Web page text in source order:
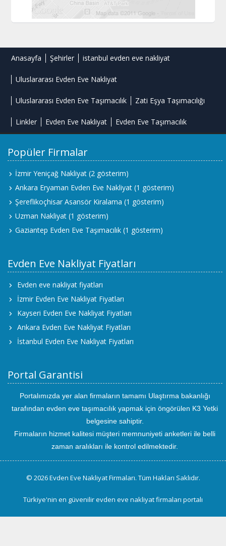
Anasayfa Şehirler istanbul evden eve nakliyat
Uluslararası Evden Eve Nakliyat
Uluslararası Evden Eve Taşımacılık Zati Eşya Taşımacılığı
Linkler Evden Eve Nakliyat Evden Eve Taşımacılık
Popüler Firmalar
İzmir Yeniçağ Nakliyat (2 gösterim)
Ankara Eryaman Evden Eve Nakliyat (1 gösterim)
Şereflikoçhisar Asansör Kiralama (1 gösterim)
Uzman Nakliyat (1 gösterim)
Gaziantep Evden Eve Taşımacılık (1 gösterim)
Evden Eve Nakliyat Fiyatları
Evden eve nakliyat fiyatları
İzmir Evden Eve Nakliyat Fiyatları
Kayseri Evden Eve Nakliyat Fiyatları
Ankara Evden Eve Nakliyat Fiyatları
İstanbul Evden Eve Nakliyat Fiyatları
Portal Garantisi
Portalımızda yer alan firmaların tamamı Ulaştırma bakanlığı
tarafından evden eve taşımacılık yapmak için öngörülen K3 Yetki
belgesine sahiptir.
Firmaların hizmet kalitesi müşteri memnuniyeti anketleri ile belli
zaman aralıkları ile kontrol edilmektedir.
© 2026 Evden Eve Nakliyat Firmaları. Tüm Hakları Saklıdır.
Türkiye'nin en güvenilir evden eve nakliyat firmaları portalı